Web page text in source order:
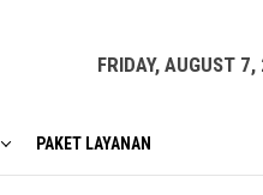
FRIDAY, AUGUST
PAKET LAYANAN